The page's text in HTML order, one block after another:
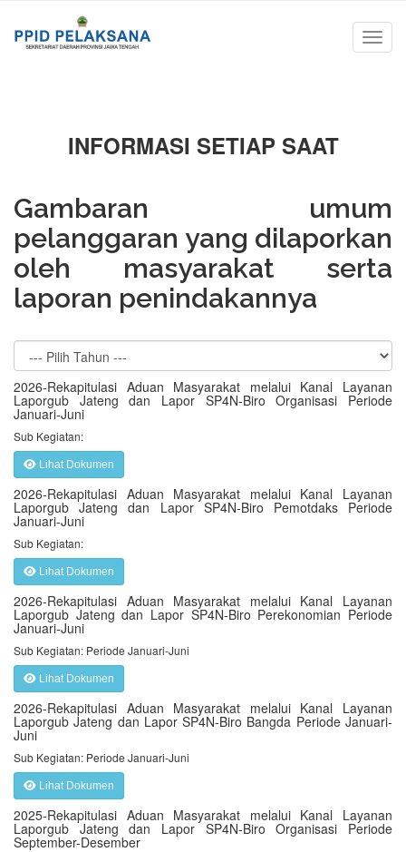
INFORMASI SETIAP SAAT
Gambaran umum
pelanggaran yang dilaporkan
oleh masyarakat serta
laporan penindakannya
2026-Rekapitulasi Aduan Masyarakat melalui Kanal Layanan
Laporgub Jateng dan Lapor SP4N-Biro Organisasi Periode
Januari-Juni
Sub Kegiatan:
Lihat Dokumen
2026-Rekapitulasi Aduan Masyarakat melalui Kanal Layanan
Laporgub Jateng dan Lapor SP4N-Biro Pemotdaks Periode
Januari-Juni
Sub Kegiatan:
Lihat Dokumen
2026-Rekapitulasi Aduan Masyarakat melalui Kanal Layanan
Laporgub Jateng dan Lapor SP4N-Biro Perekonomian Periode
Januari-Juni
Sub Kegiatan: Periode Januari-Juni
Lihat Dokumen
2026-Rekapitulasi Aduan Masyarakat melalui Kanal Layanan
Laporgub Jateng dan Lapor SP4N-Biro Bangda Periode Januari-
Juni
Sub Kegiatan: Periode Januari-Juni
Lihat Dokumen
2025-Rekapitulasi Aduan Masyarakat melalui Kanal Layanan
Laporgub Jateng dan Lapor SP4N-Biro Organisasi Periode
September-Desember